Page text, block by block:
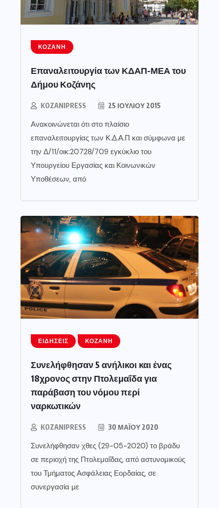
ΚΟΖΆΝΗ
Επαναλειτουργία των ΚΔΑΠ-ΜΕΑ του
Δήμου Κοζάνης
KOZANIPRESS 25 ΙΟΥΛΊΟΥ 2015
Ανακοινώνεται ότι στο πλαίσιο
επαναλειτουργίας των Κ.Δ.Α.Π και σύμφωνα με
την Δ/11/οικ:20728/709 εγκύκλιο του
Υπουργείου Εργασίας και Κοινωνικών
Υποθέσεων, από
ΕΙΔΉΣΕΙΣ ΚΟΖΆΝΗ
Συνελήφθησαν 5 ανήλικοι και ένας
18χρονος στην Πτολεμαΐδα για
παράβαση του νόμου περί
ναρκωτικών
KOZANIPRESS 30 ΜΑΪ́ΟΥ 2020
Συνελήφθησαν χθες (29-05-2020) το βράδυ
σε περιοχή της Πτολεμαΐδας, από αστυνομικούς
του Τμήματος Ασφάλειας Εορδαίας, σε
συνεργασία με